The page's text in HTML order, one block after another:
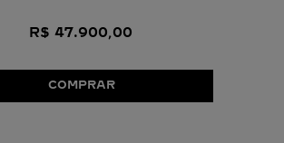
R$ 47.900,00
COMPRAR